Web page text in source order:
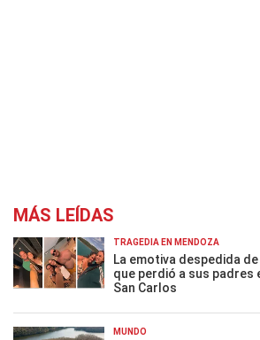
MÁS LEÍDAS
TRAGEDIA EN MENDOZA
La emotiva despedida
que perdió a sus padres
San Carlos
MUNDO